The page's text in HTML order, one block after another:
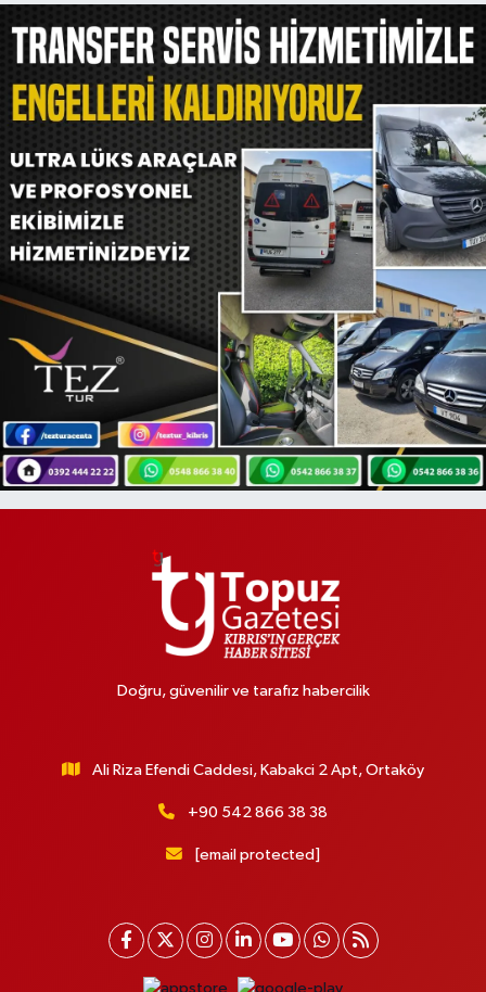
Doğru, güvenilir ve tarafız habercilik
Ali Riza Efendi Caddesi, Kabakci 2 Apt, Ortaköy
+90 542 866 38 38
[email protected]